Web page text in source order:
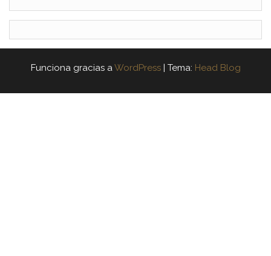
Funciona gracias aWordPress | Tema: Head Blog